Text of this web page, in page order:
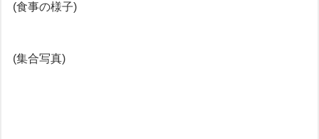
(食事の様子)
(集合写真)